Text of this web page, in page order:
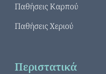
Παθήσεις Καρπού
Παθήσεις Χεριού
Περιστατικά